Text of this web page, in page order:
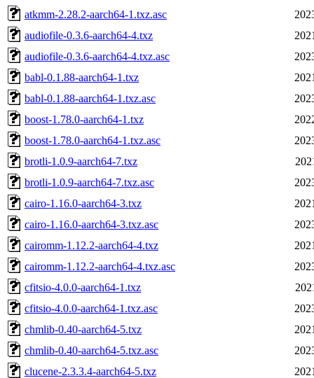
atkmm-2.28.2-aarch64-1.txz.asc
audiofile-0.3.6-aarch64-4.txz
audiofile-0.3.6-aarch64-4.txz.asc
babl-0.1.88-aarch64-1.txz
babl-0.1.88-aarch64-1.txz.asc
boost-1.78.0-aarch64-1.txz
boost-1.78.0-aarch64-1.txz.asc
brotli-1.0.9-aarch64-7.txz
brotli-1.0.9-aarch64-7.txz.asc
cairo-1.16.0-aarch64-3.txz
cairo-1.16.0-aarch64-3.txz.asc
cairomm-1.12.2-aarch64-4.txz
cairomm-1.12.2-aarch64-4.txz.asc
cfitsio-4.0.0-aarch64-1.txz
cfitsio-4.0.0-aarch64-1.txz.asc
chmlib-0.40-aarch64-5.txz
chmlib-0.40-aarch64-5.txz.asc
clucene-2.3.3.4-aarch64-5.txz